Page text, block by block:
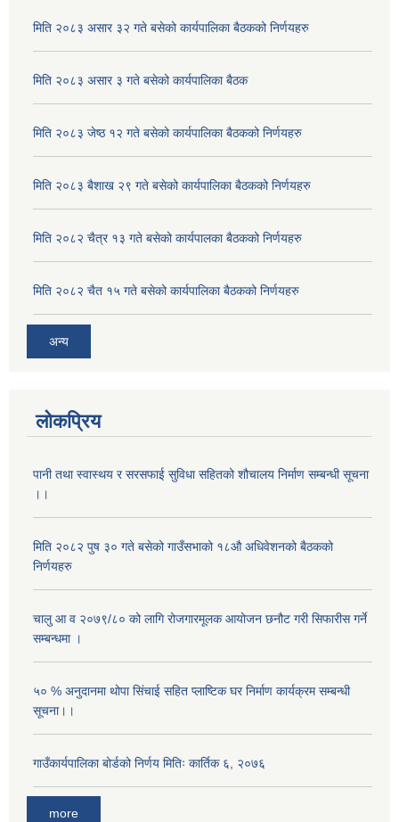
मिति २०८३ असार ३२ गते बसेको कार्यपालिका बैठकको निर्णयहरु
मिति २०८३ असार ३ गते बसेको कार्यपालिका बैठक
मिति २०८३ जेष्ठ १२ गते बसेको कार्यपालिका बैठकको निर्णयहरु
मिति २०८३ बैशाख २९ गते बसेको कार्यपालिका बैठकको निर्णयहरु
मिति २०८२ चैत्र १३ गते बसेको कार्यपालका बैठकको निर्णयहरु
मिति २०८२ चैत १५ गते बसेको कार्यपालिका बैठकको निर्णयहरु
अन्य
लोकप्रिय
पानी तथा स्वास्थय र सरसफाई सुविधा सहितको शौचालय निर्माण सम्बन्धी सूचना
।।
मिति २०८२ पुष ३० गते बसेको गाउँसभाको १८औ अधिवेशनको बैठकको
निर्णयहरु
चालु आ व २०७९/८० को लागि रोजगारमूलक आयोजन छनौट गरी सिफारीस गर्ने
सम्बन्धमा ।
५० % अनुदानमा थोपा सि‌ंचाई सहित प्लाष्टिक घर निर्माण कार्यक्रम सम्बन्धी
सूचना।।
गाउँकार्यपालिका बोर्डको निर्णय मितिः कार्तिक ६, २०७६
more